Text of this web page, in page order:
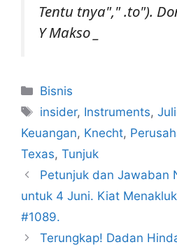
Tentu tnya"," .to").
Y Makso _
Kategori
Bisnis
Tag
insider, Instruments,
Keuangan, Knecht,
Texas, Tunjuk
Petunjuk dan Jawaban
untuk 4 Juni. Kiat
#1089.
Terungkap! Dadan